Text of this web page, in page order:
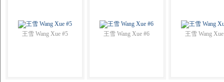
王雪 Wang Xue #5 王雪 Wang Xue #6 王雪 Wang